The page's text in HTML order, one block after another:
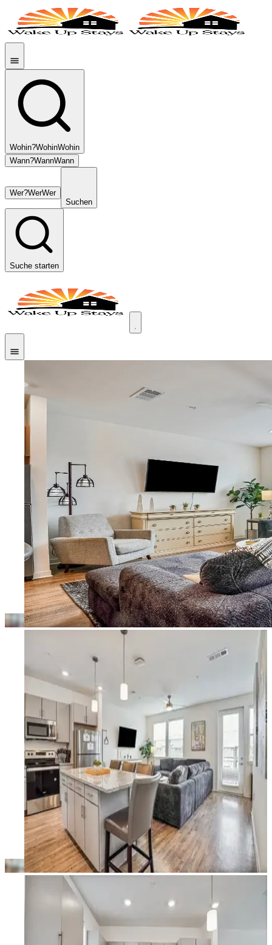
Wohin?WohinWohin
Wann?WannWann
Wer?WerWer
Suchen
Suche starten